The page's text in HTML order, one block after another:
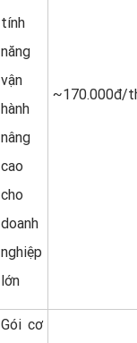
tính
năng
vận
hành
nâng
cao
cho
doanh
nghiệp
lớn
~170.000đ/
Gói cơ